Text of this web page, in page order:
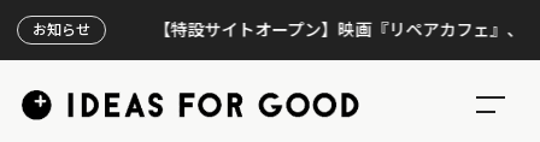
お知らせ【特設サイトオープン】映画『リペアカフェ』、上映300回